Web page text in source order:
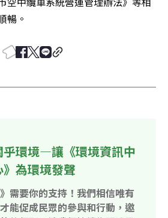
暢。
乎環境—讓《環境資訊中
》為環境發聲
需要你的支持！我們相信唯有
能促成民眾的參與和行動，邀